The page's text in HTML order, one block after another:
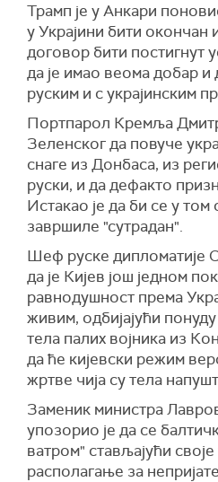
Трамп је у Анкари
у Украјини бити окончан
договор бити постигнут
да је имао веома добар и
руским и с украјинским
Портпарол Кремља
Зеленског да повуче
снаге из Донбаса, из
руски, и да дефакто
Истакао је да би се у том
завршиле "сутрадан".
Шеф руске дипломатије
да је Кијев још једном
равнодушност према
живим, одбијајући
тела палих војника из
да ће кијевски режим
жртве чија су тела
Заменик министра
упозорио је да се
ватром" стављајући
располагање за